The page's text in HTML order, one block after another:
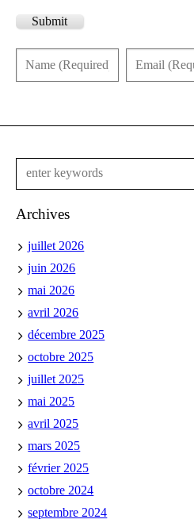
Submit
Archives
juillet 2026
juin 2026
mai 2026
avril 2026
décembre 2025
octobre 2025
juillet 2025
mai 2025
avril 2025
mars 2025
février 2025
octobre 2024
septembre 2024